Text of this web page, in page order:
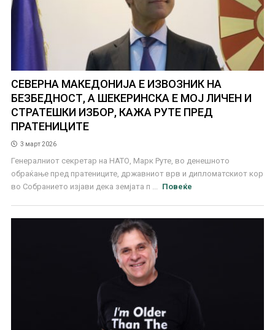
СЕВЕРНА МАКЕДОНИЈА Е ИЗВОЗНИК НА
БЕЗБЕДНОСТ, А ШЕКЕРИНСКА Е МОЈ ЛИЧЕН И
СТРАТЕШКИ ИЗБОР, КАЖА РУТЕ ПРЕД
ПРАТЕНИЦИТЕ
3 март 2026
Генералниот секретар на НАТО, Марк Руте, вo денешното
обраќање пред пратениците, државниот врв и дипломатскиот кор
во Собранието изјави дека земјата п ...
Повеќе